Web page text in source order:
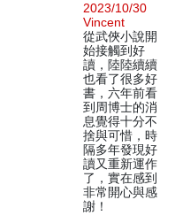
2023/10/30
Vincent
從武俠小說開
始接觸到好
讀，陸陸續續
也看了很多好
書，六年前看
到周博士的消
息覺得十分不
捨與可惜，時
隔多年發現好
讀又重新運作
了，實在感到
非常開心與感
謝！